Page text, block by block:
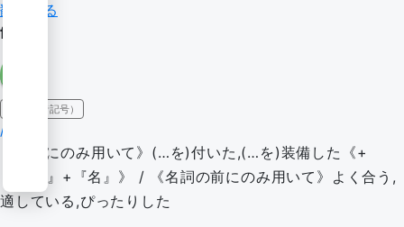
翻訳する
fitted
IPA（発音記号）
/ˈfɪtɪd/
《補語にのみ用いて》(…を)付いた,(…を)装備した《+
『with』+『名』》 / 《名詞の前にのみ用いて》よく合う,
適している,ぴったりした